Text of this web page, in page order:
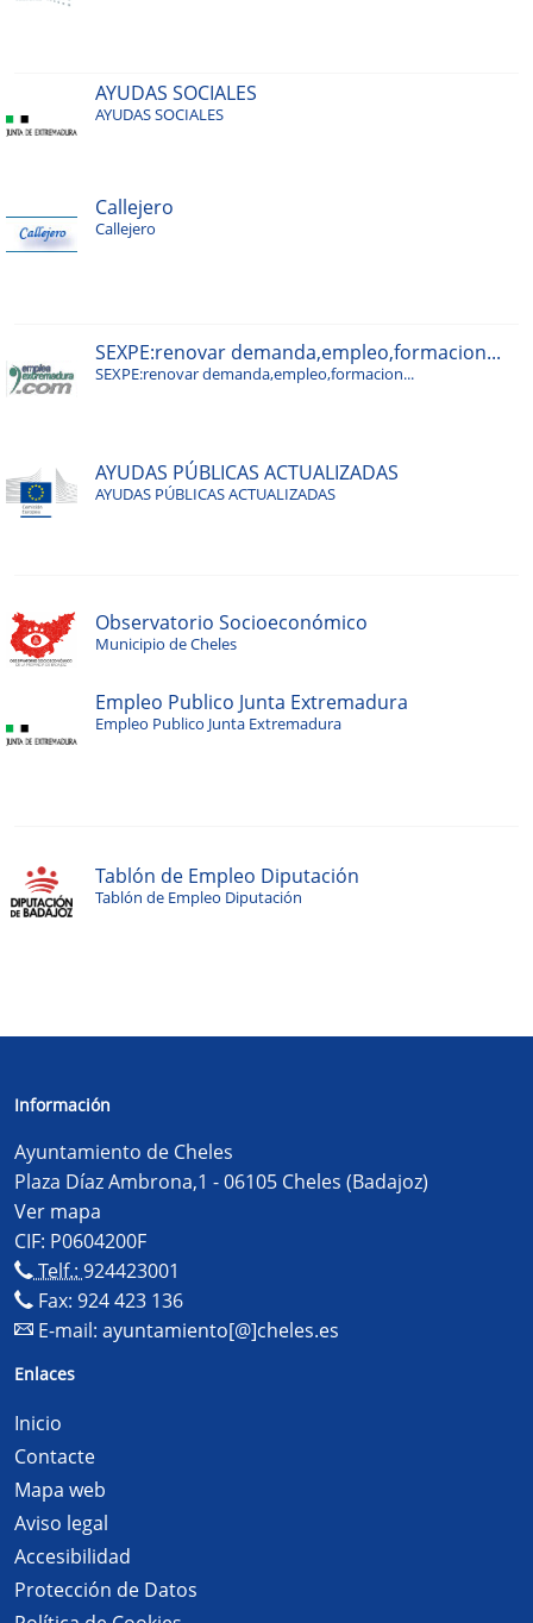
AYUDAS SOCIALES
AYUDAS SOCIALES
Callejero
Callejero
SEXPE:renovar demanda,empleo,formacion...
SEXPE:renovar demanda,empleo,formacion...
AYUDAS PÚBLICAS ACTUALIZADAS
AYUDAS PÚBLICAS ACTUALIZADAS
Observatorio Socioeconómico
Municipio de Cheles
Empleo Publico Junta Extremadura
Empleo Publico Junta Extremadura
Tablón de Empleo Diputación
Tablón de Empleo Diputación
Información
Ayuntamiento de Cheles
Plaza Díaz Ambrona,1 - 06105 Cheles (Badajoz)
Ver mapa
CIF: P0604200F
Telf.: 924423001
Fax: 924 423 136
E-mail: ayuntamiento[@]cheles.es
Enlaces
Inicio
Contacte
Mapa web
Aviso legal
Accesibilidad
Protección de Datos